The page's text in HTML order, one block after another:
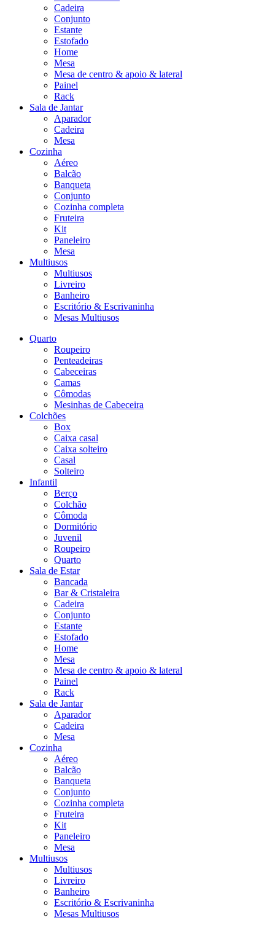
Cadeira
Conjunto
Estante
Estofado
Home
Mesa
Mesa de centro & apoio & lateral
Painel
Rack
Sala de Jantar
Aparador
Cadeira
Mesa
Cozinha
Aéreo
Balcão
Banqueta
Conjunto
Cozinha completa
Fruteira
Kit
Paneleiro
Mesa
Multiusos
Multiusos
Livreiro
Banheiro
Escritório & Escrivaninha
Mesas Multiusos
Quarto
Roupeiro
Penteadeiras
Cabeceiras
Camas
Cômodas
Mesinhas de Cabeceira
Colchões
Box
Caixa casal
Caixa solteiro
Casal
Solteiro
Infantil
Berço
Colchão
Cômoda
Dormitório
Juvenil
Roupeiro
Quarto
Sala de Estar
Bancada
Bar & Cristaleira
Cadeira
Conjunto
Estante
Estofado
Home
Mesa
Mesa de centro & apoio & lateral
Painel
Rack
Sala de Jantar
Aparador
Cadeira
Mesa
Cozinha
Aéreo
Balcão
Banqueta
Conjunto
Cozinha completa
Fruteira
Kit
Paneleiro
Mesa
Multiusos
Multiusos
Livreiro
Banheiro
Escritório & Escrivaninha
Mesas Multiusos